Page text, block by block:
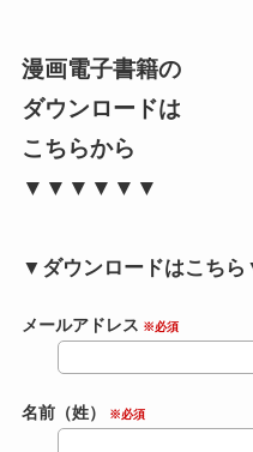
漫画電子書籍の
ダウンロードは
こちらから
▼▼▼▼▼▼
▼ダウンロードはこち
メールアドレス ※必須
名前（姓） ※必須